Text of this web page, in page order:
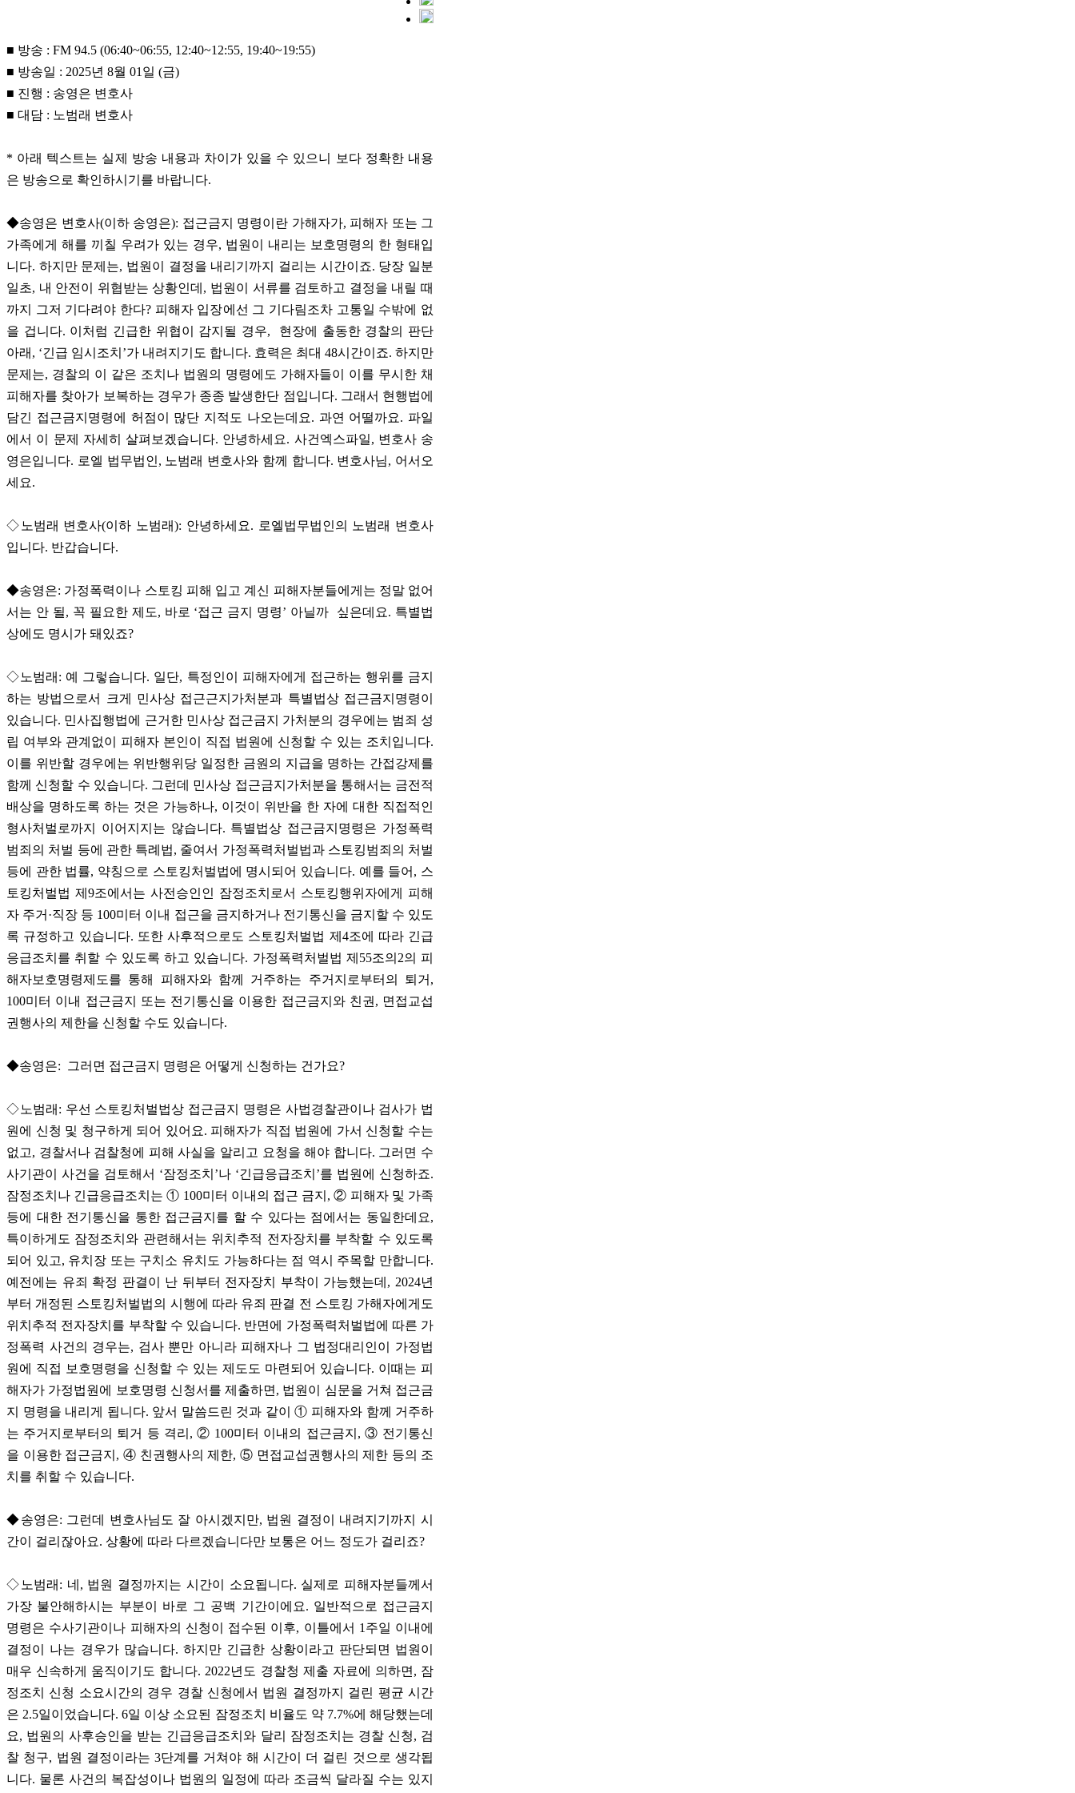
■ 방송 : FM 94.5 (06:40~06:55, 12:40~12:55, 19:40~19:55)
■ 방송일 : 2025년 8월 01일 (금)
■ 진행 : 송영은 변호사
■ 대담 : 노범래 변호사
* 아래 텍스트는 실제 방송 내용과 차이가 있을 수 있으니 보다 정확한 내용
은 방송으로 확인하시기를 바랍니다.
◆송영은 변호사(이하 송영은): 접근금지 명령이란 가해자가, 피해자 또는 그
가족에게 해를 끼칠 우려가 있는 경우, 법원이 내리는 보호명령의 한 형태입
니다. 하지만 문제는, 법원이 결정을 내리기까지 걸리는 시간이죠. 당장 일분
일초, 내 안전이 위협받는 상황인데, 법원이 서류를 검토하고 결정을 내릴 때
까지 그저 기다려야 한다? 피해자 입장에선 그 기다림조차 고통일 수밖에 없
을 겁니다. 이처럼 긴급한 위협이 감지될 경우, 현장에 출동한 경찰의 판단
아래, ‘긴급 임시조치’가 내려지기도 합니다. 효력은 최대 48시간이죠. 하지만
문제는, 경찰의 이 같은 조치나 법원의 명령에도 가해자들이 이를 무시한 채
피해자를 찾아가 보복하는 경우가 종종 발생한단 점입니다. 그래서 현행법에
담긴 접근금지명령에 허점이 많단 지적도 나오는데요. 과연 어떨까요. 파일
에서 이 문제 자세히 살펴보겠습니다. 안녕하세요. 사건엑스파일, 변호사 송
영은입니다. 로엘 법무법인, 노범래 변호사와 함께 합니다. 변호사님, 어서오
세요.
◇노범래 변호사(이하 노범래): 안녕하세요. 로엘법무법인의 노범래 변호사
입니다. 반갑습니다.
◆송영은: 가정폭력이나 스토킹 피해 입고 계신 피해자분들에게는 정말 없어
서는 안 될, 꼭 필요한 제도, 바로 ‘접근 금지 명령’ 아닐까 싶은데요. 특별법
상에도 명시가 돼있죠?
◇노범래: 예 그렇습니다. 일단, 특정인이 피해자에게 접근하는 행위를 금지
하는 방법으로서 크게 민사상 접근근지가처분과 특별법상 접근금지명령이
있습니다. 민사집행법에 근거한 민사상 접근금지 가처분의 경우에는 범죄 성
립 여부와 관계없이 피해자 본인이 직접 법원에 신청할 수 있는 조치입니다.
이를 위반할 경우에는 위반행위당 일정한 금원의 지급을 명하는 간접강제를
함께 신청할 수 있습니다. 그런데 민사상 접근금지가처분을 통해서는 금전적
배상을 명하도록 하는 것은 가능하나, 이것이 위반을 한 자에 대한 직접적인
형사처벌로까지 이어지지는 않습니다. 특별법상 접근금지명령은 가정폭력
범죄의 처벌 등에 관한 특례법, 줄여서 가정폭력처벌법과 스토킹범죄의 처벌
등에 관한 법률, 약칭으로 스토킹처벌법에 명시되어 있습니다. 예를 들어, 스
토킹처벌법 제9조에서는 사전승인인 잠정조치로서 스토킹행위자에게 피해
자 주거·직장 등 100미터 이내 접근을 금지하거나 전기통신을 금지할 수 있도
록 규정하고 있습니다. 또한 사후적으로도 스토킹처벌법 제4조에 따라 긴급
응급조치를 취할 수 있도록 하고 있습니다. 가정폭력처벌법 제55조의2의 피
해자보호명령제도를 통해 피해자와 함께 거주하는 주거지로부터의 퇴거,
100미터 이내 접근금지 또는 전기통신을 이용한 접근금지와 친권, 면접교섭
권행사의 제한을 신청할 수도 있습니다.
◆송영은: 그러면 접근금지 명령은 어떻게 신청하는 건가요?
◇노범래: 우선 스토킹처벌법상 접근금지 명령은 사법경찰관이나 검사가 법
원에 신청 및 청구하게 되어 있어요. 피해자가 직접 법원에 가서 신청할 수는
없고, 경찰서나 검찰청에 피해 사실을 알리고 요청을 해야 합니다. 그러면 수
사기관이 사건을 검토해서 ‘잠정조치’나 ‘긴급응급조치’를 법원에 신청하죠.
잠정조치나 긴급응급조치는 ① 100미터 이내의 접근 금지, ② 피해자 및 가족
등에 대한 전기통신을 통한 접근금지를 할 수 있다는 점에서는 동일한데요,
특이하게도 잠정조치와 관련해서는 위치추적 전자장치를 부착할 수 있도록
되어 있고, 유치장 또는 구치소 유치도 가능하다는 점 역시 주목할 만합니다.
예전에는 유죄 확정 판결이 난 뒤부터 전자장치 부착이 가능했는데, 2024년
부터 개정된 스토킹처벌법의 시행에 따라 유죄 판결 전 스토킹 가해자에게도
위치추적 전자장치를 부착할 수 있습니다. 반면에 가정폭력처벌법에 따른 가
정폭력 사건의 경우는, 검사 뿐만 아니라 피해자나 그 법정대리인이 가정법
원에 직접 보호명령을 신청할 수 있는 제도도 마련되어 있습니다. 이때는 피
해자가 가정법원에 보호명령 신청서를 제출하면, 법원이 심문을 거쳐 접근금
지 명령을 내리게 됩니다. 앞서 말씀드린 것과 같이 ① 피해자와 함께 거주하
는 주거지로부터의 퇴거 등 격리, ② 100미터 이내의 접근금지, ③ 전기통신
을 이용한 접근금지, ④ 친권행사의 제한, ⑤ 면접교섭권행사의 제한 등의 조
치를 취할 수 있습니다.
◆송영은: 그런데 변호사님도 잘 아시겠지만, 법원 결정이 내려지기까지 시
간이 걸리잖아요. 상황에 따라 다르겠습니다만 보통은 어느 정도가 걸리죠?
◇노범래: 네, 법원 결정까지는 시간이 소요됩니다. 실제로 피해자분들께서
가장 불안해하시는 부분이 바로 그 공백 기간이에요. 일반적으로 접근금지
명령은 수사기관이나 피해자의 신청이 접수된 이후, 이틀에서 1주일 이내에
결정이 나는 경우가 많습니다. 하지만 긴급한 상황이라고 판단되면 법원이
매우 신속하게 움직이기도 합니다. 2022년도 경찰청 제출 자료에 의하면, 잠
정조치 신청 소요시간의 경우 경찰 신청에서 법원 결정까지 걸린 평균 시간
은 2.5일이었습니다. 6일 이상 소요된 잠정조치 비율도 약 7.7%에 해당했는데
요, 법원의 사후승인을 받는 긴급응급조치와 달리 잠정조치는 경찰 신청, 검
찰 청구, 법원 결정이라는 3단계를 거쳐야 해 시간이 더 걸린 것으로 생각됩
니다. 물론 사건의 복잡성이나 법원의 일정에 따라 조금씩 달라질 수는 있지